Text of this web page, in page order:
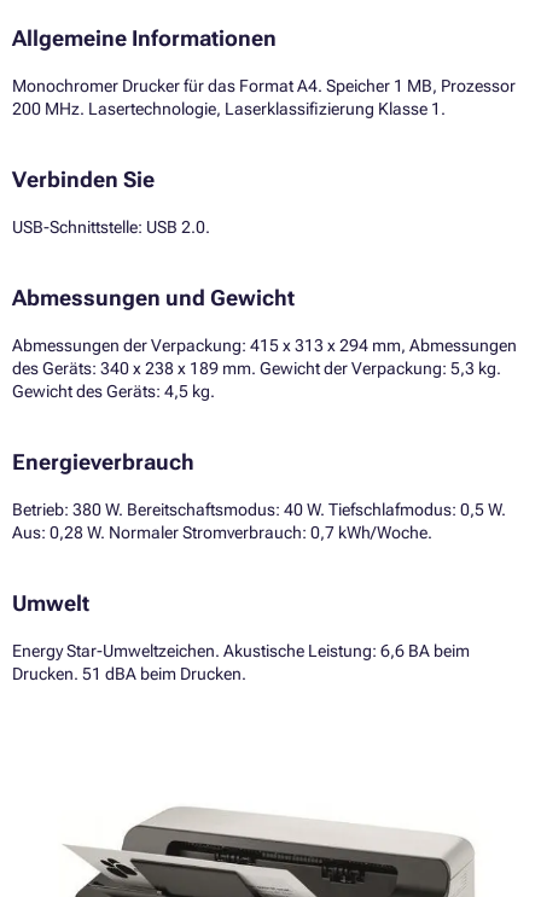
Allgemeine Informationen
Monochromer Drucker für das Format A4. Speicher 1 MB, Prozessor
200 MHz. Lasertechnologie, Laserklassifizierung Klasse 1.
Verbinden Sie
USB-Schnittstelle: USB 2.0.
Abmessungen und Gewicht
Abmessungen der Verpackung: 415 x 313 x 294 mm, Abmessungen
des Geräts: 340 x 238 x 189 mm. Gewicht der Verpackung: 5,3 kg.
Gewicht des Geräts: 4,5 kg.
Energieverbrauch
Betrieb: 380 W. Bereitschaftsmodus: 40 W. Tiefschlafmodus: 0,5 W.
Aus: 0,28 W. Normaler Stromverbrauch: 0,7 kWh/Woche.
Umwelt
Energy Star-Umweltzeichen. Akustische Leistung: 6,6 BA beim
Drucken. 51 dBA beim Drucken.